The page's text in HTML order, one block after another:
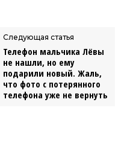
Следующая статья
Телефон мальчика Лёвы
не нашли, но ему
подарили новый. Жаль,
что фото с потерянного
телефона уже не вернуть